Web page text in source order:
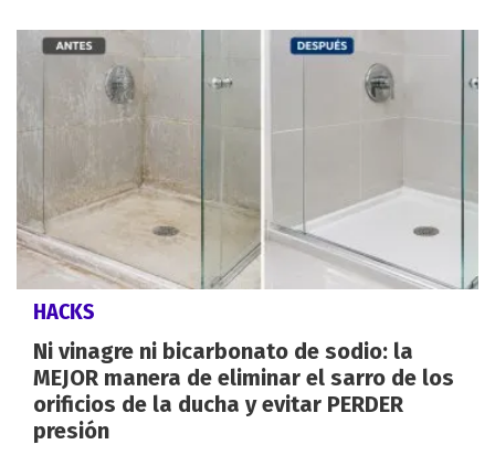
HACKS
Ni vinagre ni bicarbonato de sodio: la
MEJOR manera de eliminar el sarro de los
orificios de la ducha y evitar PERDER
presión